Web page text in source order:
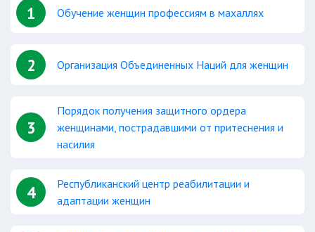
1 Обучение женщин профессиям в махаллях
2 Организация Объединенных Наций для женщин
3
Порядок получения защитного ордера
женщинами, пострадавшими от притеснения и
насилия
4
Республиканский центр реабилитации и
адаптации женщин